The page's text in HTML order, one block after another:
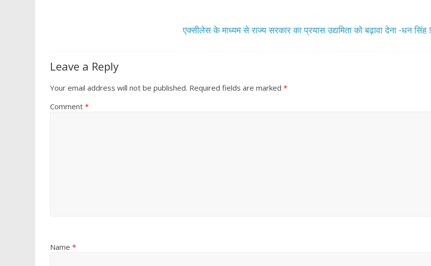
एक्सीलेस के माध्यम से राज्य सरकार का प्रयास उद्यमिता को बढ़ावा देना -धन सिंह !
Leave a Reply
Your email address will not be published. Required fields are marked *
Comment *
Name *